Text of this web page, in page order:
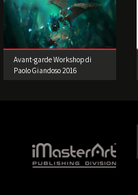
Avant-garde Workshop di
Paolo Giandoso 2016